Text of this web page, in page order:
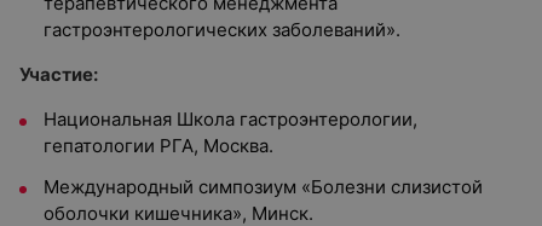
гастроэнтерологических заболеваний».
Участие:
Национальная Школа гастроэнтерологии,
гепатологии РГА, Москва.
Международный симпозиум «Болезни слизистой
оболочки кишечника», Минск.